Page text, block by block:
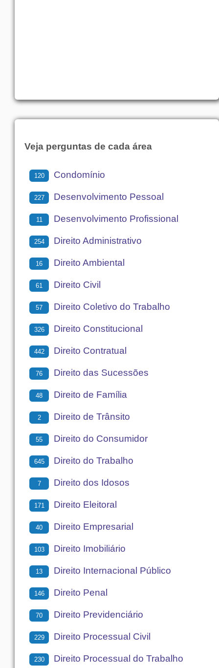
Veja perguntas de cada área
120 Condomínio
227 Desenvolvimento Pessoal
11 Desenvolvimento Profissional
254 Direito Administrativo
16 Direito Ambiental
61 Direito Civil
57 Direito Coletivo do Trabalho
326 Direito Constitucional
442 Direito Contratual
76 Direito das Sucessões
48 Direito de Família
2 Direito de Trânsito
55 Direito do Consumidor
645 Direito do Trabalho
7 Direito dos Idosos
171 Direito Eleitoral
40 Direito Empresarial
103 Direito Imobiliário
13 Direito Internacional Público
146 Direito Penal
70 Direito Previdenciário
229 Direito Processual Civil
230 Direito Processual do Trabalho